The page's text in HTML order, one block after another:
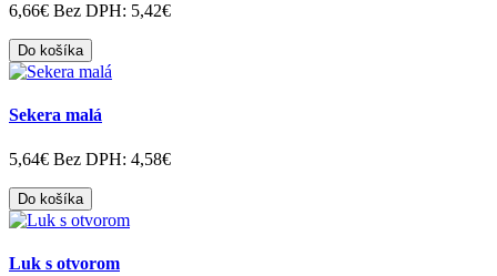
6,66€ Bez DPH: 5,42€
Do košíka
Sekera malá
5,64€ Bez DPH: 4,58€
Do košíka
Luk s otvorom